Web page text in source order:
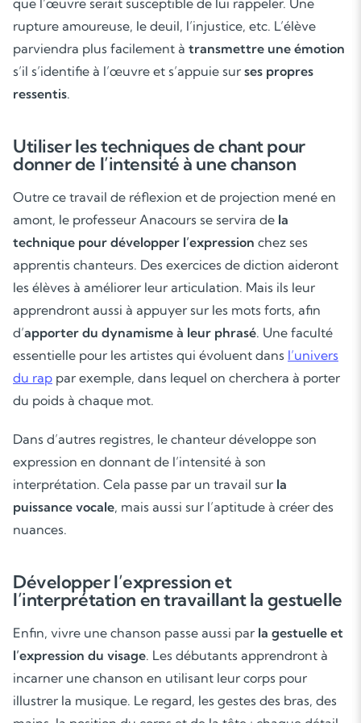
que l’œuvre serait susceptible de lui rappeler. Une
rupture amoureuse, le deuil, l’injustice, etc. L’élève
parviendra plus facilement à transmettre une émotion
s’il s’identifie à l’œuvre et s’appuie sur ses propres
ressentis.
Utiliser les techniques de chant pour
donner de l’intensité à une chanson
Outre ce travail de réflexion et de projection mené en
amont, le professeur Anacours se servira de la
technique pour développer l’expression chez ses
apprentis chanteurs. Des exercices de diction aideront
les élèves à améliorer leur articulation. Mais ils leur
apprendront aussi à appuyer sur les mots forts, afin
d’apporter du dynamisme à leur phrasé. Une faculté
essentielle pour les artistes qui évoluent dans l’univers
du rap par exemple, dans lequel on cherchera à porter
du poids à chaque mot.
Dans d’autres registres, le chanteur développe son
expression en donnant de l’intensité à son
interprétation. Cela passe par un travail sur la
puissance vocale, mais aussi sur l’aptitude à créer des
nuances.
Développer l’expression et
l’interprétation en travaillant la gestuelle
Enfin, vivre une chanson passe aussi par la gestuelle et
l’expression du visage. Les débutants apprendront à
incarner une chanson en utilisant leur corps pour
illustrer la musique. Le regard, les gestes des bras, des
Soutien scolaire
Cours de musique
Les deux